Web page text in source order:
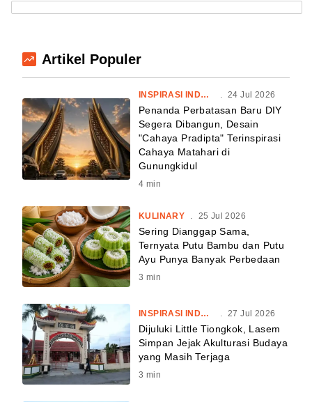
Artikel Populer
INSPIRASI INDONESIA 24 Jul 2026
Penanda Perbatasan Baru DIY
Segera Dibangun, Desain
"Cahaya Pradipta" Terinspirasi
Cahaya Matahari di
Gunungkidul
4 min
KULINARY 25 Jul 2026
Sering Dianggap Sama,
Ternyata Putu Bambu dan Putu
Ayu Punya Banyak Perbedaan
3 min
INSPIRASI INDONESIA . 27 Jul 2026
Dijuluki Little Tiongkok, Lasem
Simpan Jejak Akulturasi Budaya
yang Masih Terjaga
3 min